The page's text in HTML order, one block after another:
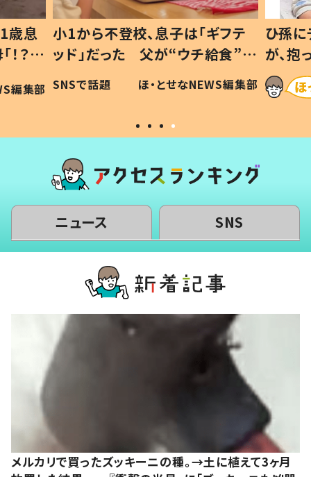
歳息
？」
編集部
小1から不登校、息子は「ギフテ
ッド」だった 父が“ウチ給食”を
作り続ける理由とは #令和の親
#令和の子
SNSで話題 ほ・とせなNEWS編集部
ひ孫
が、
「涙が
い」
ニュース SNS
メルカリで買ったズッキーニの種。→土に植えて3ヶ月